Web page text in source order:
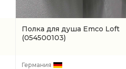
Полка для душа Emco Loft
(054500103)
Германия